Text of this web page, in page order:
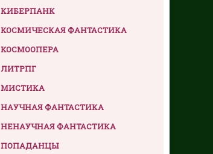
КИБЕРПАНК
КОСМИЧЕСКАЯ ФАНТАСТИКА
КОСМООПЕРА
ЛИТРПГ
МИСТИКА
НАУЧНАЯ ФАНТАСТИКА
НЕНАУЧНАЯ ФАНТАСТИКА
ПОПАДАНЦЫ